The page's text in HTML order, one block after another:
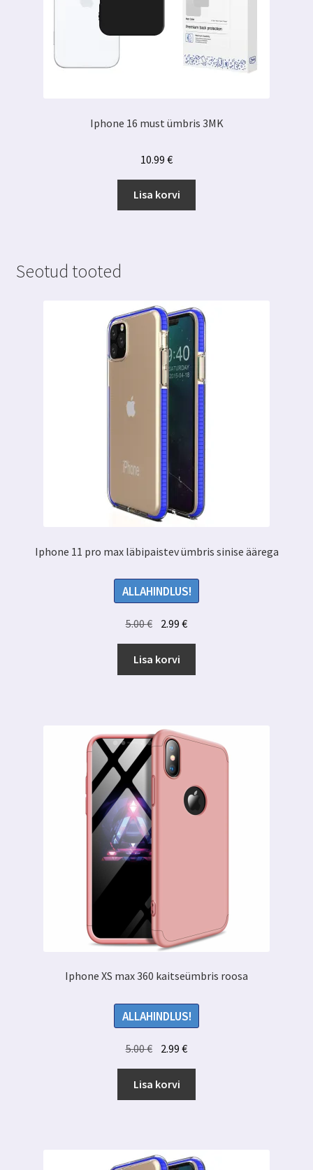
Iphone 16 must ümbris 3MK
10.99 €
Lisa korvi
Seotud tooted
Iphone 11 pro max läbipaistev ümbris sinise äärega
ALLAHINDLUS!
5.00€ Algne
hind
oli:
5.00 €.
2.99€Praegune
hind
2.99 €.
Lisa korvi
Iphone XS max 360 kaitseümbris roosa
ALLAHINDLUS!
5.00€ Algne
hind
oli:
5.00 €.
2.99€Praegune
hind
2.99 €.
Lisa korvi